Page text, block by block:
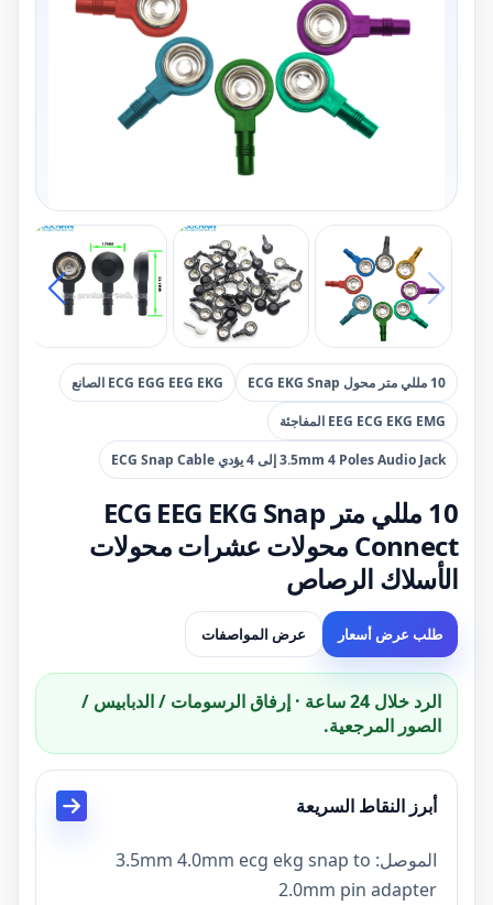
10 مللي متر محول ECG EKG Snap ECG EGG EEG EKG الصانع
EEG ECG EKG EMG المفاجئة
3.5mm 4 Poles Audio Jack إلى 4 يؤدي ECG Snap Cable
10 مللي متر ECG EEG EKG Snap
Connect محولات عشرات محولات
الأسلاك الرصاص
طلب عرض أسعار عرض المواصفات
الرد خلال 24 ساعة · إرفاق الرسومات / الدبابيس /
الصور المرجعية.
أبرز النقاط السريعة
الموصل: 3.5mm 4.0mm ecg ekg snap to
2.0mm pin adapter